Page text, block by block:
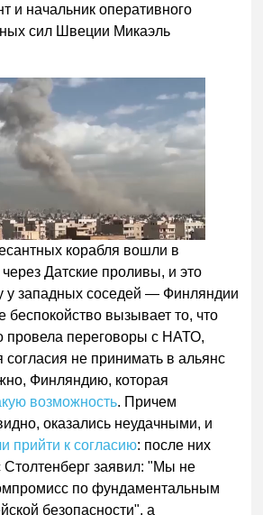
и начальник оперативного
сил Швеции Микаэль
корабля вошли в
Датские проливы, и это
у западных соседей — Финляндии
вызывает то, что
провела переговоры с НАТО,
согласия не принимать в альянс
Финляндию, которая
возможность. Причем
оказались неудачными, и
прийти к согласию: после них
заявил: "Мы не
по фундаментальным
безопасности", а